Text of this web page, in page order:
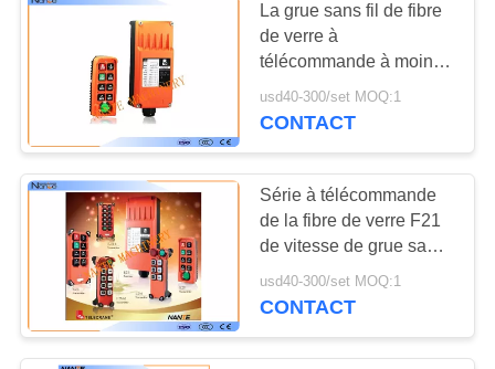
La grue sans fil de fibre
de verre à
télécommande à moins
de 100 millimètres
choisissent la vitesse
usd40-300/set MOQ:1
CONTACT
Série à télécommande
de la fibre de verre F21
de vitesse de grue sans
fil de Telecrane seule
usd40-300/set MOQ:1
CONTACT